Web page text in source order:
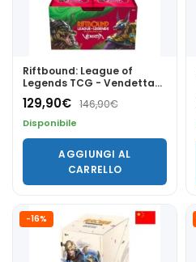
Riftbound: League of
Legends TCG - Vendetta
Booster Display (24 packs)
- EN
129,90€ 146,90€
Disponibile
AGGIUNGI AL
CARRELLO
-16%